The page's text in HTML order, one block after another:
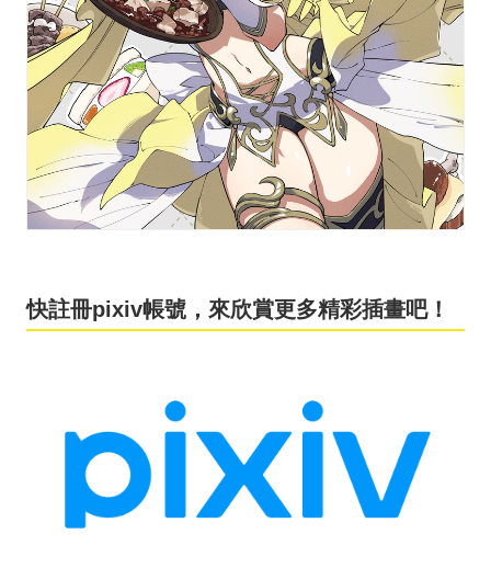
快註冊pixiv帳號，來欣賞更多精彩插畫吧！